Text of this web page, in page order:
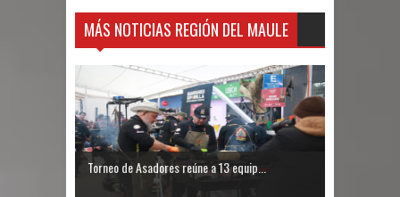
MÁS NOTICIAS REGIÓN DEL MAULE
Torneo de Asadores reúne a 13 equip...